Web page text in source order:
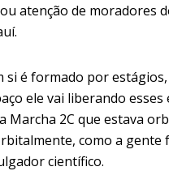
atenção de moradores
si é formado por
ele vai liberando
Marcha 2C que estava
como a gente
científico.